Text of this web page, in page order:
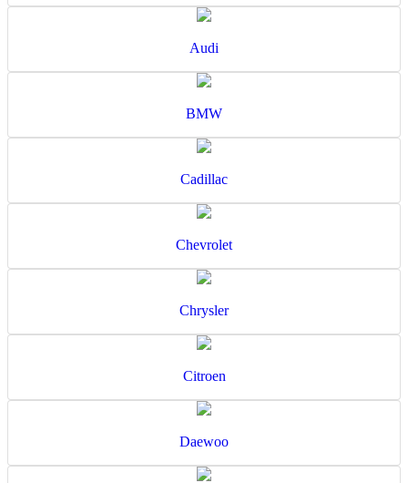
Audi
BMW
Cadillac
Chevrolet
Chrysler
Citroen
Daewoo